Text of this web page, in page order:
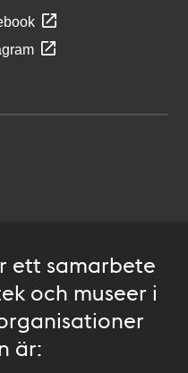
ett samarbete
och museer i
är: